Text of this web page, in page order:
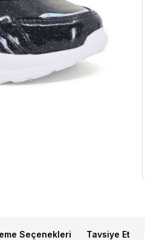
Seçenekleri Tavsiye Et